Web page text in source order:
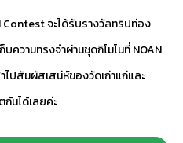
Contest จะได้รับรางวัลทริปท่อง
บความทรงจำผ่านชุดกิโมโนที่ NOAN
ปสัมผัสเสน่ห์ของวัดเก่าแก่และ
นได้เลยค่ะ